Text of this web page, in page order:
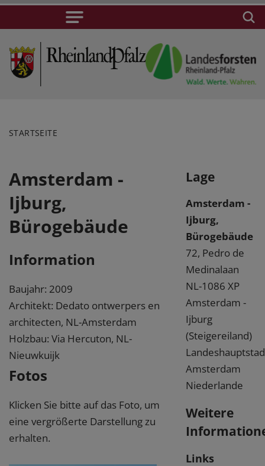
STARTSEITE
Amsterdam -
Ijburg,
Bürogebäude
Information
Baujahr: 2009
Architekt: Dedato ontwerpers en
architecten, NL-Amsterdam
Holzbau: Via Hercuton, NL-
Nieuwkuijk
Fotos
Klicken Sie bitte auf das Foto, um
eine vergrößerte Darstellung zu
erhalten.
Lage
Amsterdam -
Ijburg,
Bürogebäude
72, Pedro de
Medinalaan
NL-1086 XP
Amsterdam -
Ijburg
(Steigereiland)
Amsterdam
Niederlande
Weitere
Links